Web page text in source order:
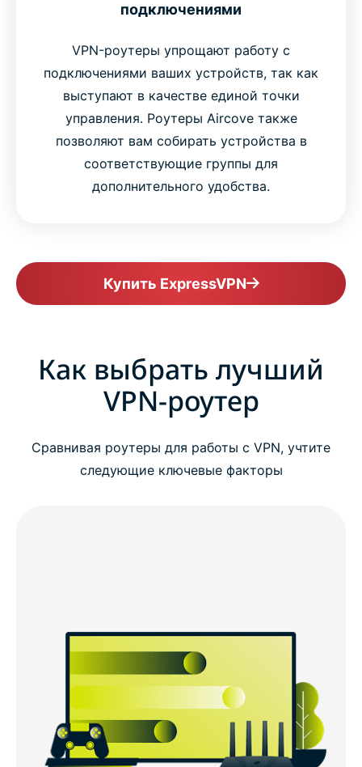
подключениями
VPN-роутеры упрощают работу с
подключениями ваших устройств, так как
выступают в качестве единой точки
управления. Роутеры Aircove также
позволяют вам собирать устройства в
соответствующие группы для
дополнительного удобства.
Купить ExpressVPN
Как выбрать лучший
VPN-роутер
Сравнивая роутеры для работы с VPN, учтите
следующие ключевые факторы